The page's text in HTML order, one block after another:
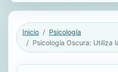
Inicio
Psicología